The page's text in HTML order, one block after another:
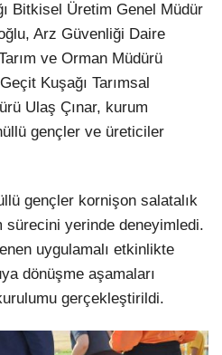
Bitkisel Üretim Genel Müdür
Arz Güvenliği Daire
ve Orman Müdürü
Kuşağı Tarımsal
Ulaş Çınar, kurum
gençler ve üreticiler
gençler kornişon salatalık
sürecini yerinde deneyimledi.
uygulamalı etkinlikte
dönüşme aşamaları
gerçekleştirildi.